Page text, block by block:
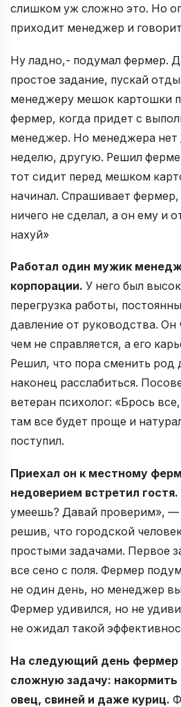
слишком уж сложно это. Но
приходит менеджер и
Ну ладно,- подумал фермер.
простое задание, пускай
менеджеру мешок картошки
фермер, когда придет с
менеджер. Но менеджера нет
неделю, другую. Решил
тот сидит перед мешком
начинал. Спрашивает
ничего не сделал, а он ему и
нахуй»
Работал один мужик
корпорации. У него был
перегрузка работы,
давление от руководства. Он
чем не справляется, а его
Решил, что пора сменить род
наконец расслабиться.
ветеран психолог: «Брось
там все будет проще и
поступил.
Приехал он к местному
недоверием встретил гостя.
умеешь? Давай проверим»,
решив, что городской
простыми задачами. Первое
все сено с поля. Фермер
не один день, но менеджер
Фермер удивился, но не
не ожидал такой
На следующий день фермер
сложную задачу: накормить
овец, свиней и даже куриц.